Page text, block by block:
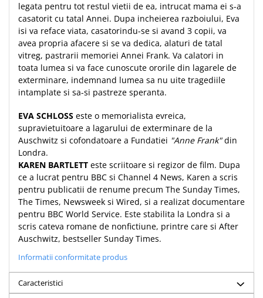
Apologetica
Dogmatica
Istoria Bisericii
Misiune
Viata crestina
Contemporaneitate
Devotional
Diverse
Lupta Spirituala
Schimbarea caracterului
Slujire
Suferinta
Viata din belsug
Viata de zi cu zi
Despre afaceri
Dezvoltare personala
Leadership
Mediu
Sanatate / nutritie
legata pentru tot restul vietii de ea, intrucat mama ei s-a
casatorit cu tatal Annei. Dupa incheierea razboiului, Eva
isi va reface viata, casatorindu-se si avand 3 copii, va
avea propria afacere si se va dedica, alaturi de tatal
vitreg, pastrarii memoriei Annei Frank. Va calatori in
toata lumea si va face cunoscute ororile din lagarele de
exterminare, indemnand lumea sa nu uite tragediile
intamplate si sa-si pastreze speranta.
EVA SCHLOSS este o memorialista evreica,
supravietuitoare a lagarului de exterminare de la
Auschwitz si cofondatoare a Fundatiei "Anne Frank"din
Londra.
KAREN BARTLETT este scriitoare si regizor de film. Dupa
ce a lucrat pentru BBC si Channel 4 News, Karen a scris
pentru publicatii de renume precum The Sunday Times,
The Times, Newsweek si Wired, si a realizat documentare
pentru BBC World Service. Este stabilita la Londra si a
scris cateva romane de nonfictiune, printre care si After
Auschwitz, bestseller Sunday Times.
Informatii conformitate produs
Caracteristici